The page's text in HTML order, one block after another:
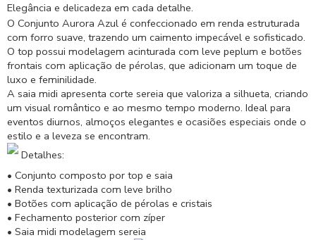
Elegância e delicadeza em cada detalhe.
O Conjunto Aurora Azul é confeccionado em renda estruturada
com forro suave, trazendo um caimento impecável e sofisticado.
O top possui modelagem acinturada com leve peplum e botões
frontais com aplicação de pérolas, que adicionam um toque de
luxo e feminilidade.
A saia midi apresenta corte sereia que valoriza a silhueta, criando
um visual romântico e ao mesmo tempo moderno. Ideal para
eventos diurnos, almoços elegantes e ocasiões especiais onde o
estilo e a leveza se encontram.
Detalhes:
• Conjunto composto por top e saia
• Renda texturizada com leve brilho
• Botões com aplicação de pérolas e cristais
• Fechamento posterior com zíper
• Saia midi modelagem sereia